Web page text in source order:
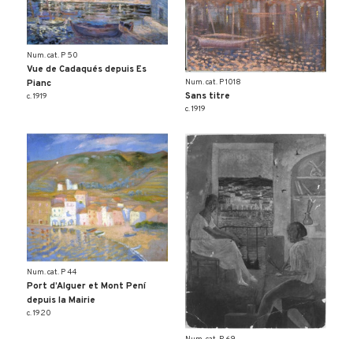
Num. cat. P 50
Vue de Cadaqués depuis Es
Pianc
c. 1919
Num. cat. P 1018
Sans titre
c. 1919
Num. cat. P 44
Port d’Alguer et Mont Pení
depuis la Mairie
c. 1920